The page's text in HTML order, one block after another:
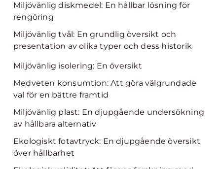
Miljövänlig diskmedel: En hållbar lösning för
rengöring
Miljövänlig tvål: En grundlig översikt och
presentation av olika typer och dess historik
Miljövänlig isolering: En översikt
Medveten konsumtion: Att göra välgrundade
val för en bättre framtid
Miljövänlig plast: En djupgående undersökning
av hållbara alternativ
Ekologiskt fotavtryck: En djupgående översikt
över hållbarhet